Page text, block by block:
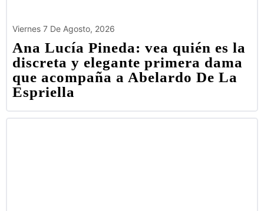
Viernes 7 De Agosto, 2026
Ana Lucía Pineda: vea quién es la
discreta y elegante primera dama
que acompaña a Abelardo De La
Espriella